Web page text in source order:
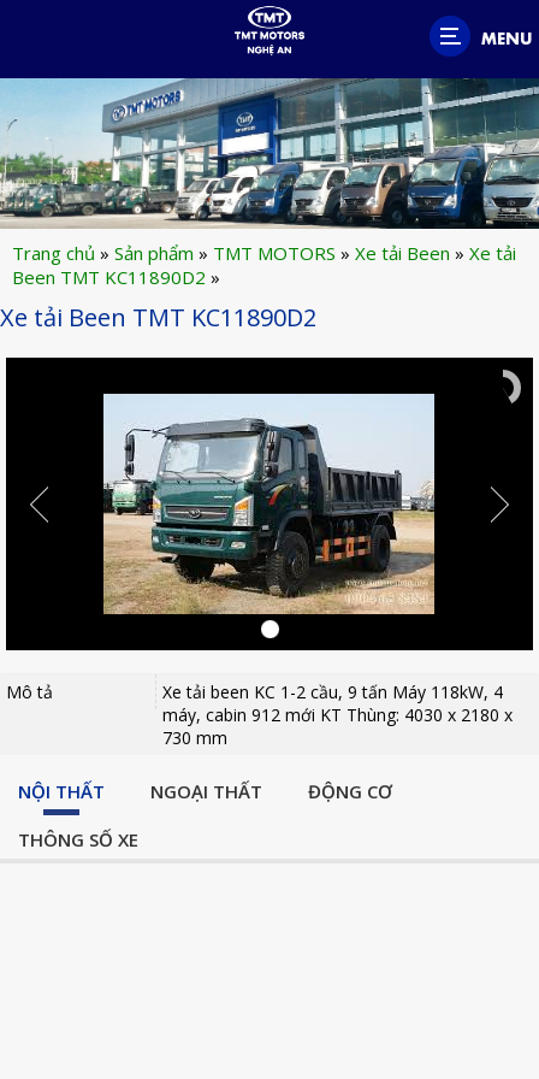
MENU
Trang chủ » Sản phẩm » TMT MOTORS » Xe tải Been » Xe tải
Been TMT KC11890D2 »
Xe tải Been TMT KC11890D2
Mô tả
Xe tải been KC 1-2 cầu, 9 tấn Máy 118kW, 4
máy, cabin 912 mới KT Thùng: 4030 x 2180 x
730 mm
NỘI THẤT NGOẠI THẤT
ĐỘNG CƠ
THÔNG SỐ XE